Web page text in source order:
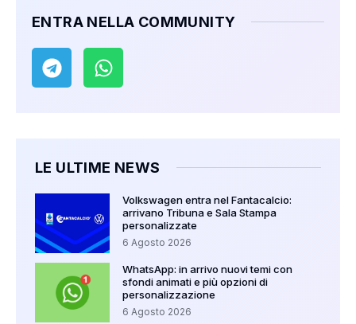
ENTRA NELLA COMMUNITY
LE ULTIME NEWS
Volkswagen entra nel Fantacalcio:
arrivano Tribuna e Sala Stampa
personalizzate
6 Agosto 2026
WhatsApp: in arrivo nuovi temi con
sfondi animati e più opzioni di
personalizzazione
6 Agosto 2026